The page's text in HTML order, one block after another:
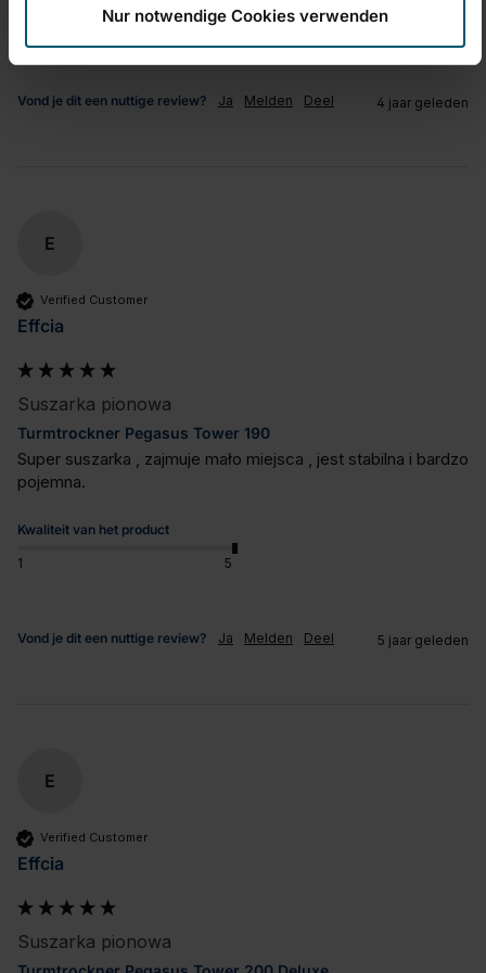
Nur notwendige Cookies verwenden
5
Vond je dit een nuttige review? Ja Melden Deel 4 jaar geleden
E
Verified Customer
Effcia
Suszarka pionowa
Turmtrockner Pegasus Tower 190
Super suszarka , zajmuje mało miejsca , jest stabilna i bardzo
pojemna.
Kwaliteit van het product
1 5
Vond je dit een nuttige review? Ja Melden Deel 5 jaar geleden
E
Verified Customer
Effcia
Suszarka pionowa